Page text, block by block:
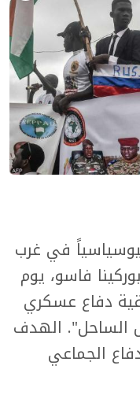
في غرب
فاسو، يوم
دفاع عسكري
الساحل". الهدف
الجماعي